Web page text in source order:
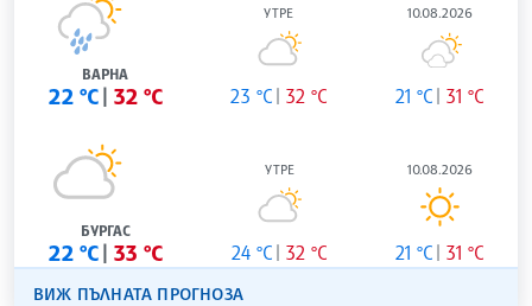
ВАРНА
22 °C 32 °C
УТРЕ
23 °C 32 °C
10.08.2026
21 °C 31 °C
БУРГАС
22 °C 33 °C
УТРЕ
24 °C 32 °C
10.08.2026
21 °C 31 °C
ВИЖ ПЪЛНАТА ПРОГНОЗА